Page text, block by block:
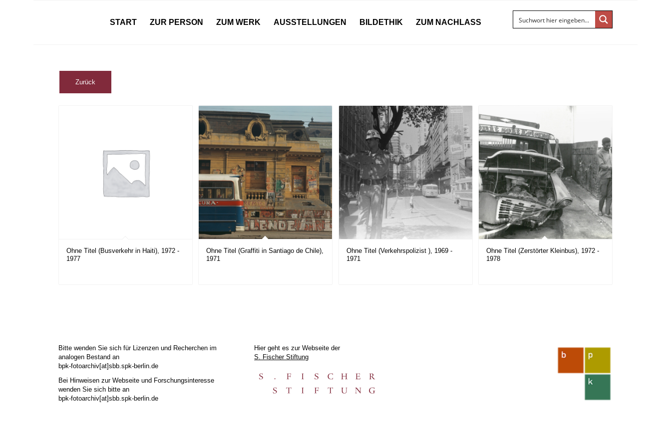
START ZUR PERSON ZUM WERK AUSSTELLUNGEN BILDETHIK ZUM NACHLASS
Ohne Titel (Busverkehr in Haiti), 1972 -
1977
Ohne Titel (Graffiti in Santiago de Chile),
1971
Ohne Titel (Verkehrspolizist ), 1969 -
1971
Ohne Titel (Zerstörter Kleinbus), 1972 -
1978
Bitte wenden Sie sich für Lizenzen und Recherchen im
analogen Bestand an
bpk-fotoarchiv[at]sbb.spk-berlin.de
Bei Hinweisen zur Webseite und Forschungsinteresse
wenden Sie sich bitte an
bpk-fotoarchiv[at]sbb.spk-berlin.de
Hier geht es zur Webseite der
S. Fischer Stiftung